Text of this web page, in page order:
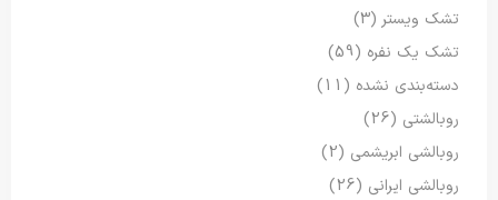
تشک ویستر(3)
تشک یک نفره (59)
دسته‌بندی نشده (11)
روبالشتی (26)
روبالشی ابریشمی (2)
روبالشی ایرانی (26)